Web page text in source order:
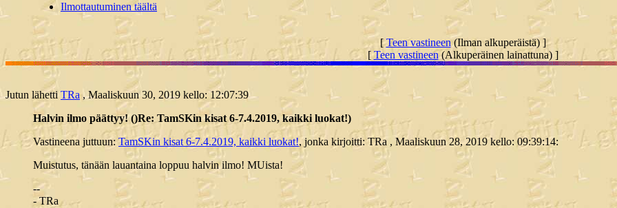
Ilmottautuminen täältä
[Teen vastineen(Ilman alkuperäistä) ]
[Teen vastineen(Alkuperäinen lainattuna) ]
Jutun lähetti TRa , Maaliskuun 30, 2019 kello: 12:07:39
Halvin ilmo päättyy! ()Re: TamSKin kisat 6-7.4.2019, kaikki luokat!)
Vastineena juttuun: TamSKin kisat 6-7.4.2019, kaikki luokat!, jonka kirjoitti: TRa , Maaliskuun 28, 2019 kello: 09:39:14:
Muistutus, tänään lauantaina loppuu halvin ilmo! MUista!
--
- TRa